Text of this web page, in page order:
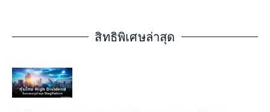
สิทธิพิเศษล่าสุด